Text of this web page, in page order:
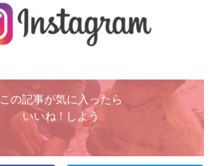
この記事が気に入ったら
いいね ! しよう